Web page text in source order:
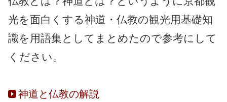
光を面白くする神道・仏教の観光用基礎知
識を用語集としてまとめたので参考にして
ください。
神道と仏教の解説